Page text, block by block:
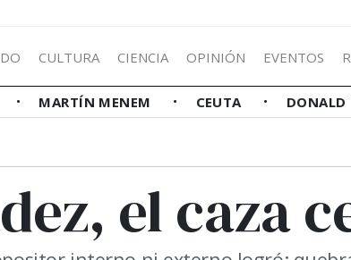
CULTURA CIENCIA OPINIÓN EVENTOS
MARTÍN MENEM CEUTA DONALD
el caza